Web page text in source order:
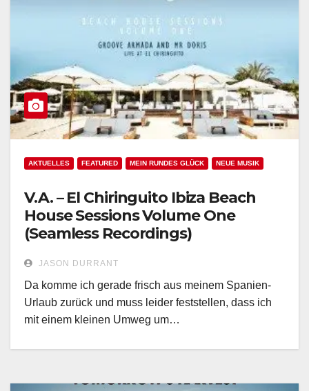
AKTUELLES FEATURED MEIN RUNDES GLÜCK NEUE MUSIK
V.A. – El Chiringuito Ibiza Beach
House Sessions Volume One
(Seamless Recordings)
JASON DURRANT
Da komme ich gerade frisch aus meinem Spanien-
Urlaub zurück und muss leider feststellen, dass ich
mit einem kleinen Umweg um…